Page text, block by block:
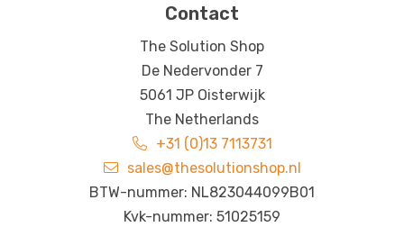
Contact
The Solution Shop
De Nedervonder 7
5061 JP Oisterwijk
The Netherlands
+31 (0)13 7113731
sales@thesolutionshop.nl
BTW-nummer: NL823044099B01
Kvk-nummer: 51025159